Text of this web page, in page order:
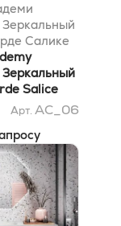
Салике
x H84 cm
Salice
x H84 cm
Арт. AC_06